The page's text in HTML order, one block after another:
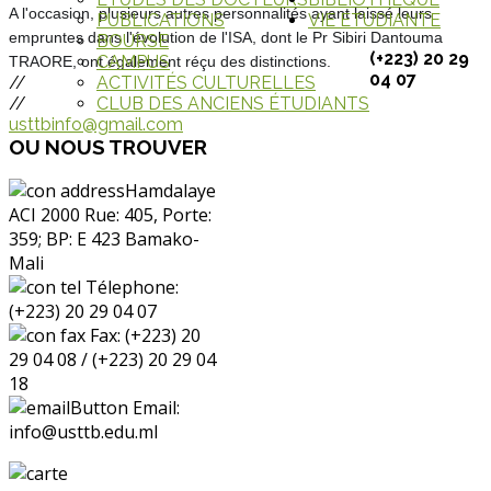
PUBLICATIONS
VIE ETUDIANTE
BOURSE
CAMPUS
ACTIVITÉS CULTURELLES
CLUB DES ANCIENS ÉTUDIANTS
(+223) 20 29
04 07
usttbinfo@gmail.com
A l'occasion, plusieurs autres personnalités ayant laissé leurs
empruntes dans l'évolution de l'ISA, dont le Pr Sibiri Dantouma
TRAORE, ont également réçu des distinctions.
//
//
OU NOUS TROUVER
Hamdalaye
ACI 2000 Rue: 405, Porte:
359; BP: E 423 Bamako-
Mali
Télephone:
(+223) 20 29 04 07
Fax: (+223) 20
29 04 08 / (+223) 20 29 04
18
Email:
info@usttb.edu.ml